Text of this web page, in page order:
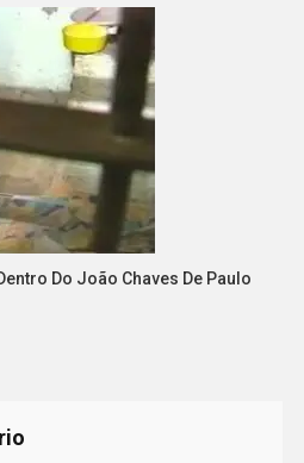
Do João Chaves De Paulo